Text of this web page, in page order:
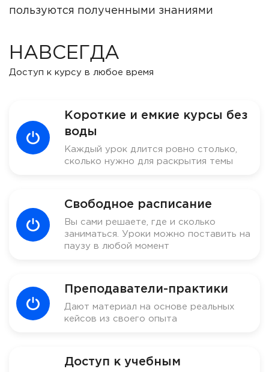
пользуются полученными знаниями
НАВСЕГДА
Доступ к курсу в любое время
Короткие и емкие курсы без
воды
Каждый урок длится ровно столько,
сколько нужно для раскрытия темы
Свободное расписание
Вы сами решаете, где и сколько
заниматься. Уроки можно поставить на
паузу в любой момент
Преподаватели-практики
Дают материал на основе реальных
кейсов из своего опыта
Доступ к учебным